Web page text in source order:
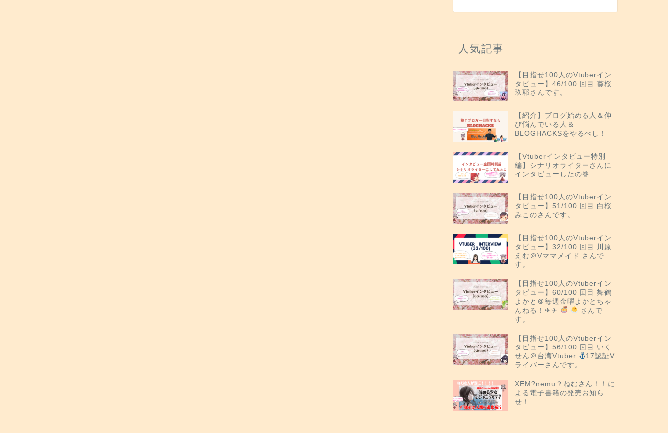
人気記事
【目指せ100人のVtuberイン
タビュー】46/100 回目 葵桜
玖耶さんです。
【紹介】ブログ始める人＆伸
び悩んでいる人＆
BLOGHACKSをやるべし！
【Vtuberインタビュー特別
編】シナリオライターさんに
インタビューしたの巻
【目指せ100人のVtuberイン
タビュー】51/100 回目 白桜
みこのさんです。
【目指せ100人のVtuberイン
タビュー】32/100 回目 川原
えむ＠Vママメイド さんで
す。
【目指せ100人のVtuberイン
タビュー】60/100 回目 舞鶴
よかと＠毎週金曜よかとちゃ
んねる！✈︎✈︎
さんで
す。
【目指せ100人のVtuberイン
タビュー】56/100 回目 いく
せん＠台湾Vtuber
17認証V
ライバーさんです。
XEM?nemu？ねむさん！！に
よる電子書籍の発売お知ら
せ！